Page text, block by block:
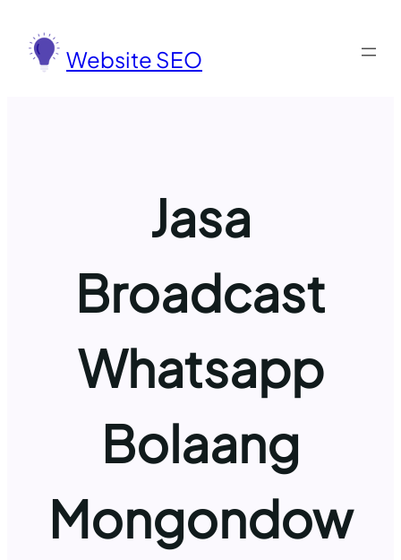
konten
Website SEO
Jasa
Broadcast
Whatsapp
Bolaang
Mongondow